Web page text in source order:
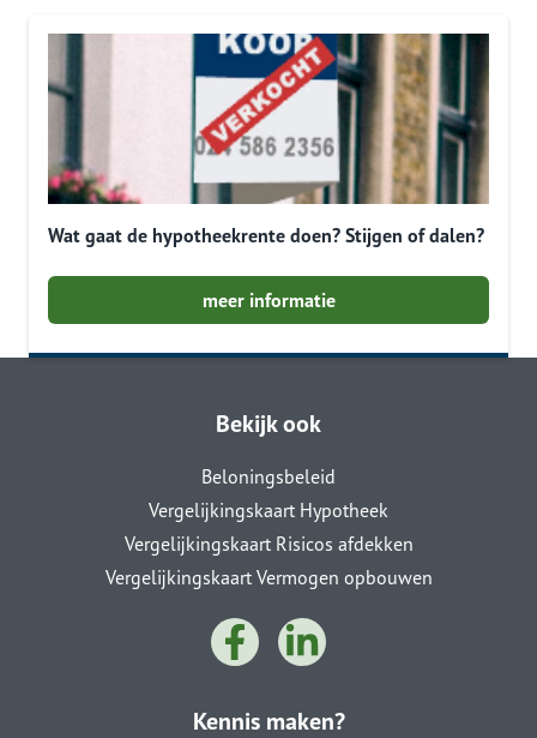
Wat gaat de hypotheekrente doen? Stijgen of dalen?
meer informatie
Bekijk ook
Beloningsbeleid
Vergelijkingskaart Hypotheek
Vergelijkingskaart Risicos afdekken
Vergelijkingskaart Vermogen opbouwen
Kennis maken?